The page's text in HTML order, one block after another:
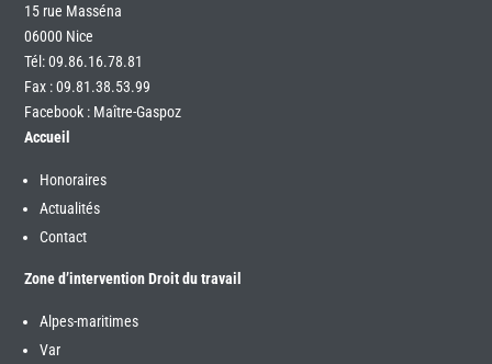
15 rue Masséna
06000 Nice
Tél:09.86.16.78.81
Fax : 09.81.38.53.99
Facebook : Maître-Gaspoz
Accueil
Honoraires
Actualités
Contact
Zone d’intervention Droit du travail
Alpes-maritimes
Var